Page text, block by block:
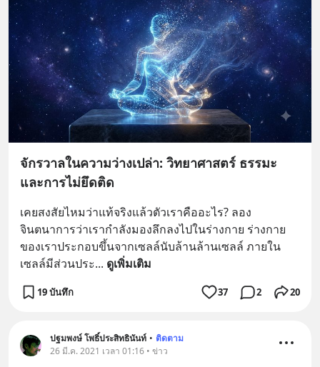
จักรวาลในความว่างเปล่า: วิทยาศาสตร์ ธรรมะ
และการไม่ยึดติด
เคยสงสัยไหมว่าแท้จริงแล้วตัวเราคืออะไร? ลอง
จินตนาการว่าเรากำลังมองลึกลงไปในร่างกาย ร่างกาย
ของเราประกอบขึ้นจากเซลล์นับล้านล้านเซลล์ ภายใน
เซลล์มีส่วนประ... ดูเพิ่มเติม
19 บันทึก 37 2 20
ปฐมพงษ์ โพธิ์ประสิทธินันท์ • ติดตาม
26 มี.ค. 2021 เวลา 01:16 • ข่าว